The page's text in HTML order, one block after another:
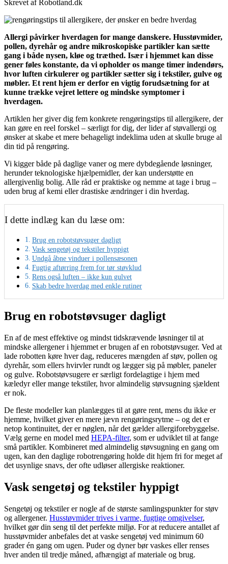
Skrevet af Robotland.dk
Allergi påvirker hverdagen for mange danskere. Husstøvmider,
pollen, dyrehår og andre mikroskopiske partikler kan sætte
gang i både nysen, kløe og træthed. Især i hjemmet kan disse
gener føles konstante, da vi opholder os mange timer indendørs,
hvor luften cirkulerer og partikler sætter sig i tekstiler, gulve og
møbler. Et rent hjem er derfor en vigtig forudsætning for at
kunne trække vejret lettere og mindske symptomer i
hverdagen.
Artiklen her giver dig fem konkrete rengøringstips til allergikere, der
kan gøre en reel forskel – særligt for dig, der lider af støvallergi og
ønsker at skabe et mere behageligt indeklima uden at skulle bruge al
din tid på rengøring.
Vi kigger både på daglige vaner og mere dybdegående løsninger,
herunder teknologiske hjælpemidler, der kan understøtte en
allergivenlig bolig. Alle råd er praktiske og nemme at tage i brug –
uden brug af kemi eller drastiske ændringer i din hverdag.
I dette indlæg kan du læse om:
Brug en robotstøvsuger dagligt
Vask sengetøj og tekstiler hyppigt
Undgå åbne vinduer i pollensæsonen
Fugtig aftørring frem for tør støvklud
Rens også luften – ikke kun gulvet
Skab bedre hverdag med enkle rutiner
Brug en robotstøvsuger dagligt
En af de mest effektive og mindst tidskrævende løsninger til at
mindske allergener i hjemmet er brugen af en robotstøvsuger. Ved at
lade robotten køre hver dag, reduceres mængden af støv, pollen og
dyrehår, som ellers hvirvler rundt og lægger sig på møbler, paneler
og gulve. Robotstøvsugere er særligt fordelagtige i hjem med
kæledyr eller mange tekstiler, hvor almindelig støvsugning sjældent
er nok.
De fleste modeller kan planlægges til at gøre rent, mens du ikke er
hjemme, hvilket giver en mere jævn rengøringsrytme – og det er
netop kontinuitet, der er nøglen, når det gælder allergiforebyggelse.
Vælg gerne en model med HEPA-filter, som er udviklet til at fange
små partikler. Kombineret med almindelig støvsugning en gang om
ugen, kan den daglige robotrengøring holde dit hjem fri for meget af
det usynlige snavs, der ofte udløser allergiske reaktioner.
Vask sengetøj og tekstiler hyppigt
Sengetøj og tekstiler er nogle af de største samlingspunkter for støv
og allergener. Husstøvmider trives i varme, fugtige omgivelser,
hvilket gør din seng til det perfekte miljø. For at reducere antallet af
husstøvmider anbefales det at vaske sengetøj ved minimum 60
grader én gang om ugen. Puder og dyner bør vaskes eller renses
hver anden til tredje måned, afhængigt af materiale og brug.